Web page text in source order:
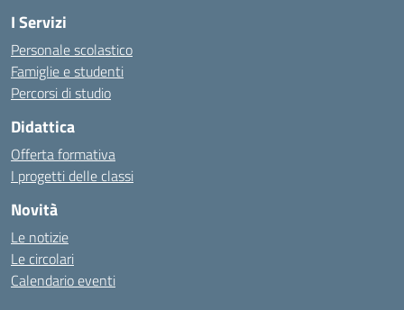
I Servizi
Personale scolastico
Famiglie e studenti
Percorsi di studio
Didattica
Offerta formativa
I progetti delle classi
Novità
Le notizie
Le circolari
Calendario eventi